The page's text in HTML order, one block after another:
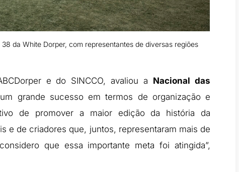
da White Dorper, com representantes de diversas regiões
e do SINCCO, avaliou a Nacional das
grande sucesso em termos de organização e
de promover a maior edição da história da
e de criadores que, juntos, representaram mais de
que essa importante meta foi atingida”,